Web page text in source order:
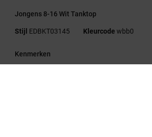
Jongens 8-16 Wit Tanktop
Stijl EDBKT03145 Kleurcode wbb0
Kenmerken